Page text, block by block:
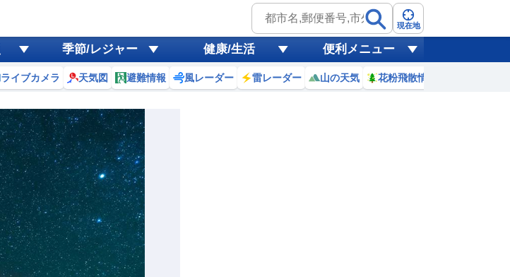
現在地
季節/レジャー 健康/生活 便利メニュー
ライブカメラ 天気図 避難情報 風レーダー 雷レーダー 山の天気 花粉飛散情報